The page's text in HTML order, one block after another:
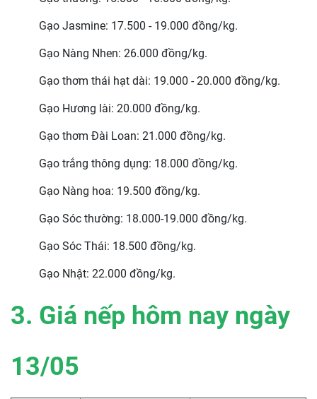
Gạo Jasmine: 17.500 - 19.000 đồng/kg.
Gạo Nàng Nhen: 26.000 đồng/kg.
Gạo thơm thái hạt dài: 19.000 - 20.000 đồng/kg.
Gạo Hương lài: 20.000 đồng/kg.
Gạo thơm Đài Loan: 21.000 đồng/kg.
Gạo trắng thông dụng: 18.000 đồng/kg.
Gạo Nàng hoa: 19.500 đồng/kg.
Gạo Sóc thường: 18.000-19.000 đồng/kg.
Gạo Sóc Thái: 18.500 đồng/kg.
Gạo Nhật: 22.000 đồng/kg.
3. Giá nếp hôm nay ngày
13/05